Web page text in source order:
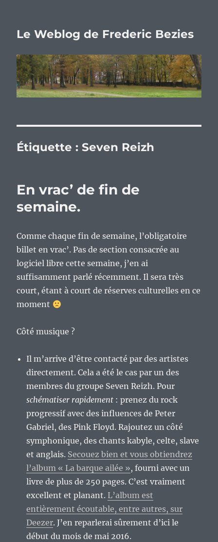
Le Weblog de Frederic Bezies
Étiquette : Seven Reizh
En vrac’ de fin de
semaine.
Comme chaque fin de semaine, l’obligatoire
billet en vrac’. Pas de section consacrée au
logiciel libre cette semaine, j’en ai
suffisamment parlé récemment. Il sera très
court, étant à court de réserves culturelles en ce
moment
Côté musique ?
Il m’arrive d’être contacté par des artistes
directement. Cela a été le cas par un des
membres du groupe Seven Reizh. Pour
schématiser rapidement : prenez du rock
progressif avec des influences de Peter
Gabriel, des Pink Floyd. Rajoutez un côté
symphonique, des chants kabyle, celte, slave
et anglais. Secouez bien et vous obtiendrez
l’album « La barque ailée », fourni avec un
livre de plus de 250 pages. C’est vraiment
excellent et planant. L’album est
entièrement écoutable, entre autres, sur
Deezer. J’en reparlerai sûrement d’ici le
début du mois de mai 2016.